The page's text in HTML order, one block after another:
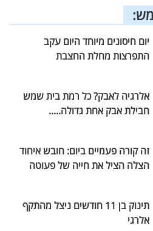
יום חיסונים מיוחד היום עקב
התפרצות מחלת החצבת
אלרגיה לאבק? כל רמת בית שמש
חבילת אבק אחת גדולה.....
זה קורה פעמיים ביום: חובש איחוד
הצלה הציל את חייה של פעוטה
תינוק בן 11 חודשים ניצל מהתקף
אלרגי